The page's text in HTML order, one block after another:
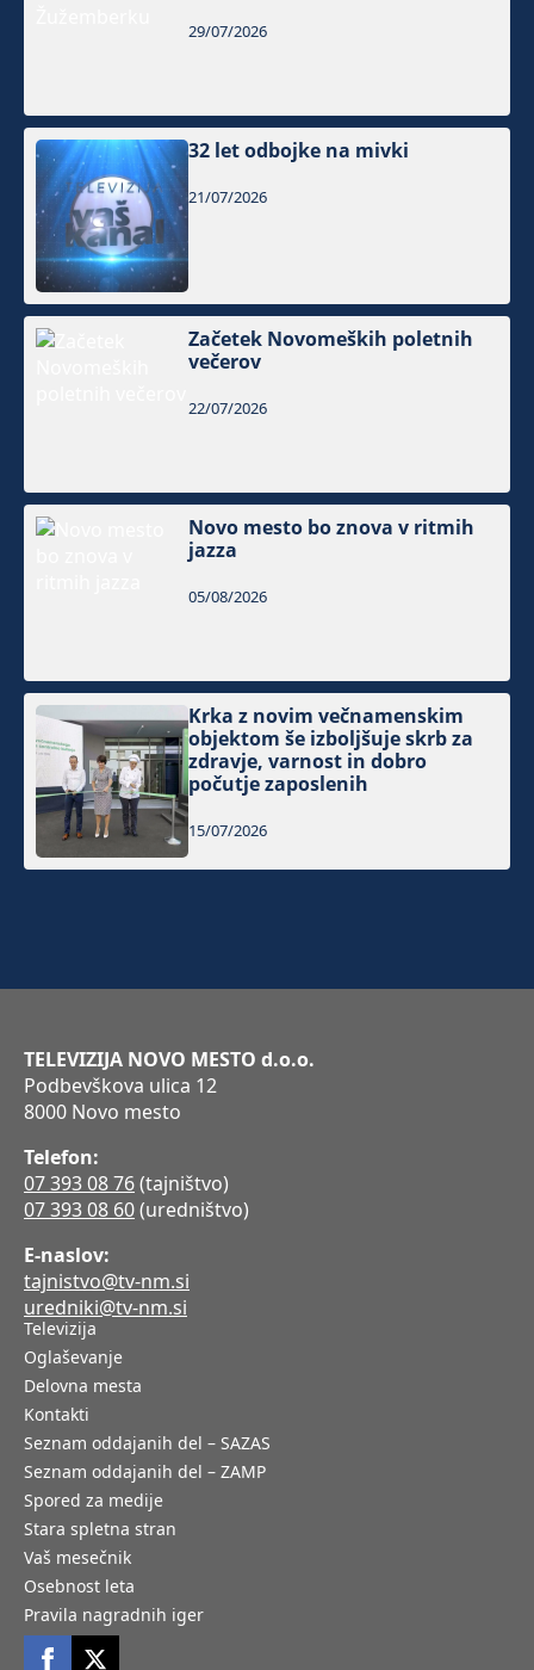
29/07/2026
32 let odbojke na mivki
21/07/2026
Začetek Novomeških poletnih
večerov
22/07/2026
Novo mesto bo znova v ritmih
jazza
05/08/2026
Krka z novim večnamenskim
objektom še izboljšuje skrb za
zdravje, varnost in dobro
počutje zaposlenih
15/07/2026
TELEVIZIJA NOVO MESTO d.o.o.
Podbevškova ulica 12
8000 Novo mesto
Telefon:
07 393 08 76(tajništvo)
07 393 08 60(uredništvo)
E-naslov:
tajnistvo@tv-nm.si
uredniki@tv-nm.si
Televizija
Oglaševanje
Delovna mesta
Kontakti
Seznam oddajanih del – SAZAS
Seznam oddajanih del – ZAMP
Spored za medije
Stara spletna stran
Vaš mesečnik
Osebnost leta
Pravila nagradnih iger